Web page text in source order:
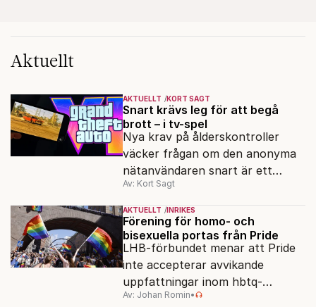
Aktuellt
AKTUELLT KORT SAGT
Snart krävs leg för att begå
brott – i tv-spel
Nya krav på ålderskontroller
väcker frågan om den anonyma
nätanvändaren snart är ett
minne blott.
Av: Kort Sagt
AKTUELLT INRIKES
Förening för homo- och
bisexuella portas från Pride
LHB-förbundet menar att Pride
inte accepterar avvikande
uppfattningar inom hbtq-
rörelsen. "Vi har inga problem
Av: Johan Romin•